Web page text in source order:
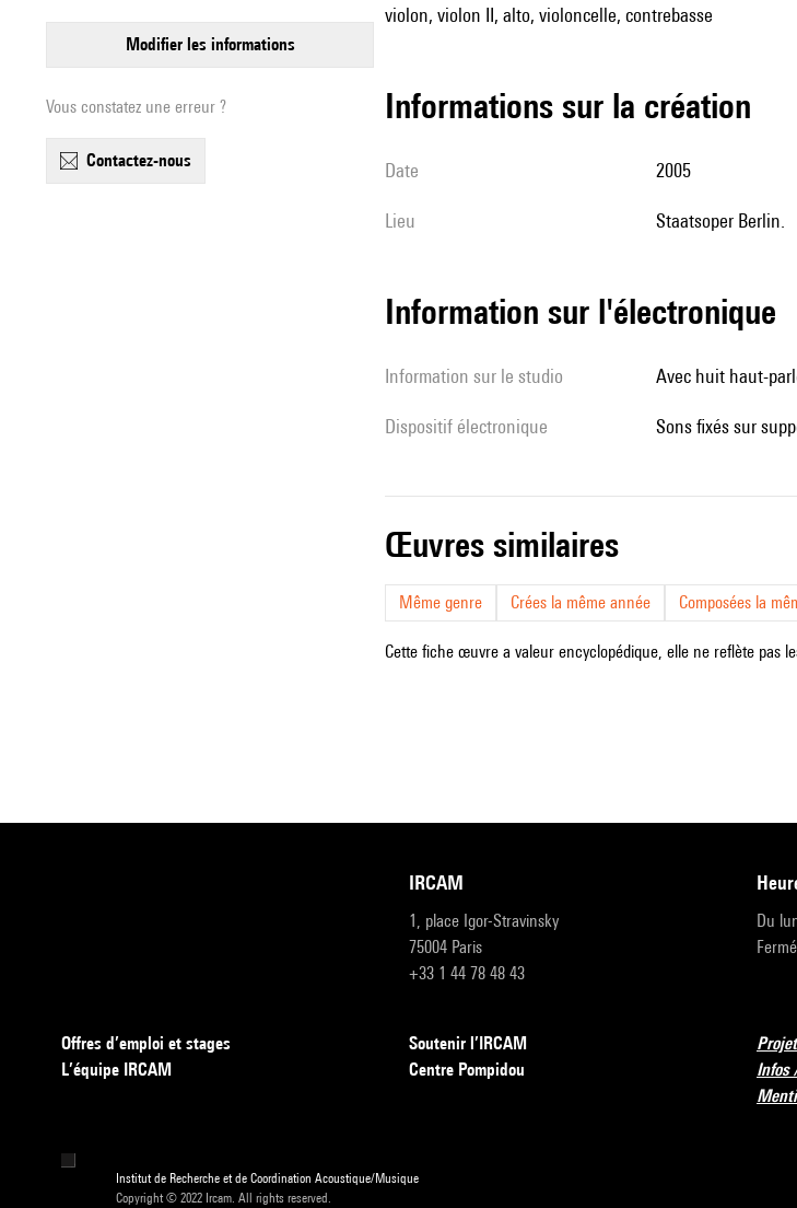
modifier les informations
Vous constatez une erreur ?
contactez-nous
violon, violon II, alto, violoncelle, contrebasse
informations sur la création
date 2005
lieu Staatsoper Berlin.
Information sur l'électronique
Information sur le studio avec huit haut-
Dispositif électronique sons fixés sur
œuvres similaires
Même genre Crées la même année Composées la
Cette fiche œuvre a valeur encyclopédique, elle ne reflète pas
IRCAM
1, place Igor-Stravinsky
75004 Paris
+33 1 44 78 48 43
Du
Offres d’emploi et stages
L’équipe IRCAM
Soutenir l’IRCAM
Centre Pompidou
Infos
Institut de Recherche et de Coordination Acoustique/Musique
Copyright © 2022 Ircam. All rights reserved.